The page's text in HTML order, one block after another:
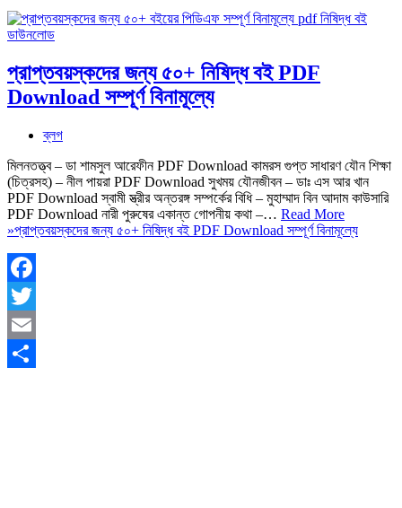
প্রাপ্তবয়স্কদের জন্য ৫০+ নিষিদ্ধ বই PDF
Download সম্পূর্ণ বিনামূল্যে
ব্লগ
মিলনতত্ত্ব – ডা শামসুল আরেফীন PDF Download কামরস গুপ্ত সাধারণ যৌন শিক্ষা
(চিত্রসহ) – নীল পায়রা PDF Download সুখময় যৌনজীবন – ডাঃ এস আর খান
PDF Download স্বামী স্ত্রীর অন্তরঙ্গ সম্পর্কের বিধি – মুহাম্মাদ বিন আদাম কাউসারি
PDF Download নারী পুরুষের একান্ত গোপনীয় কথা –… Read More
»প্রাপ্তবয়স্কদের জন্য ৫০+ নিষিদ্ধ বই PDF Download সম্পূর্ণ বিনামূল্যে
Facebook
Twitter
Email